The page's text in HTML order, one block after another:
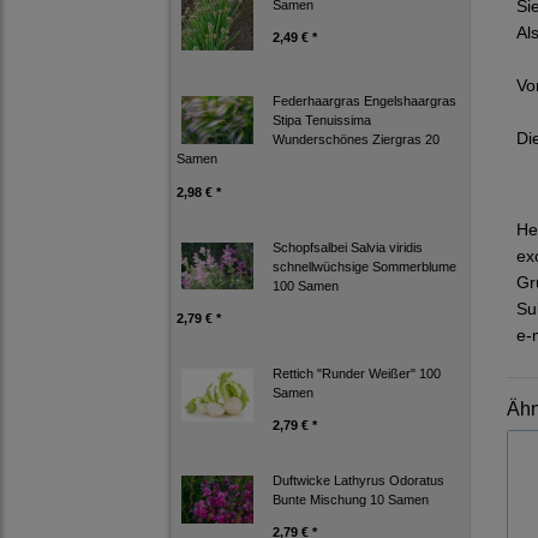
Samen
2,49 € *
Federhaargras Engelshaargras
Stipa Tenuissima
Wunderschönes Ziergras 20
Samen
2,98 € *
Schopfsalbei Salvia viridis
schnellwüchsige Sommerblume
100 Samen
2,79 € *
Rettich "Runder Weißer" 100
Samen
2,79 € *
Duftwicke Lathyrus Odoratus
Bunte Mischung 10 Samen
2,79 € *
e-